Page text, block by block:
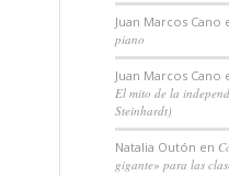
Juan Marcos Cano
piano
Juan Marcos Cano
El mito de la
Steinhardt)
Natalia Outón en
gigante» para las